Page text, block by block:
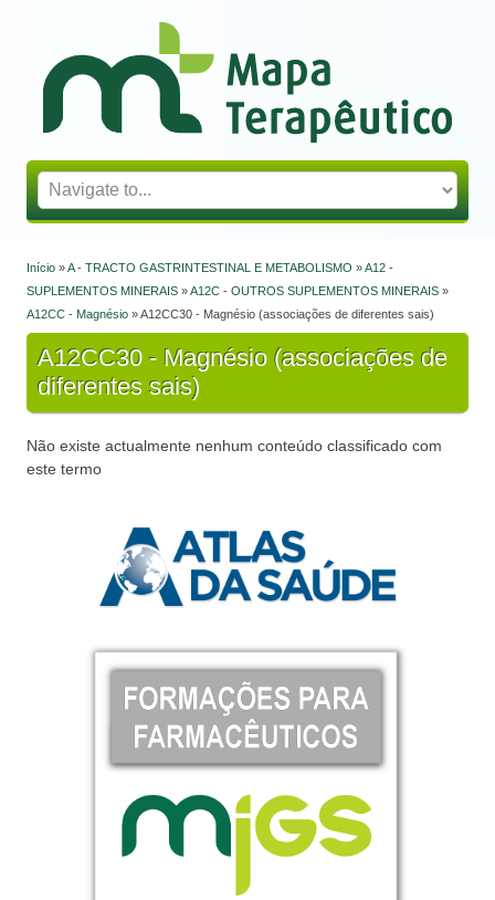
Mapa Terapêutico
Está aqui
Início »A - TRACTO GASTRINTESTINAL E METABOLISMO »A12 -
SUPLEMENTOS MINERAIS »A12C - OUTROS SUPLEMENTOS MINERAIS »
A12CC - Magnésio » A12CC30 - Magnésio (associações de diferentes sais)
A12CC30 - Magnésio (associações de
diferentes sais)
Não existe actualmente nenhum conteúdo classificado com
este termo